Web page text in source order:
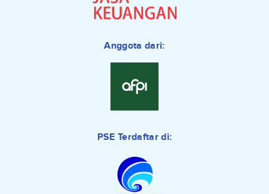
Anggota dari:
PSE Terdaftar di: